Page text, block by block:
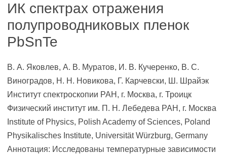
ИК спектрах отражения
полупроводниковых пленок
PbSnTe
В. А. Яковлев, А. В. Муратов, И. В. Кучеренко, В. С.
Виноградов, Н. Н. Новикова, Г. Карчевски, Ш. Шрайэк
Институт спектроскопии РАН, г. Москва, г. Троицк
Физический институт им. П. Н. Лебедева РАН, г. Москва
Institute of Physics, Polish Academy of Sciences, Poland
Physikalisches Institute, Universität Würzburg, Germany
Аннотация: Исследованы температурные зависимости